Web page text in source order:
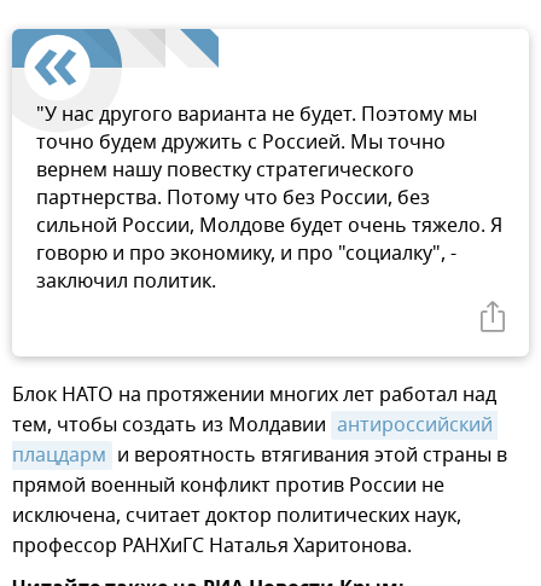
"У нас другого варианта не будет. Поэтому мы
точно будем дружить с Россией. Мы точно
вернем нашу повестку стратегического
партнерства. Потому что без России, без
сильной России, Молдове будет очень тяжело. Я
говорю и про экономику, и про "социалку", -
заключил политик.
Блок НАТО на протяжении многих лет работал над
тем, чтобы создать из Молдавии антироссийский
плацдарм и вероятность втягивания этой страны в
прямой военный конфликт против России не
исключена, считает доктор политических наук,
профессор РАНХиГС Наталья Харитонова.